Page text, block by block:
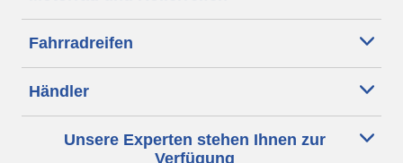
Fahrradreifen
Händler
Unsere Experten stehen Ihnen zur
Verfügung